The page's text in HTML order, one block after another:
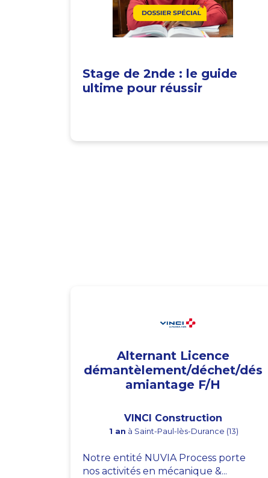
Stage de 2nde : le guide
ultime pour réussir
Alternant Licence
démantèlement/déchet/dés
amiantage F/H
VINCI Construction
1 an à Saint-Paul-lès-Durance (13)
Notre entité NUVIA Process porte
nos activités en mécanique &...